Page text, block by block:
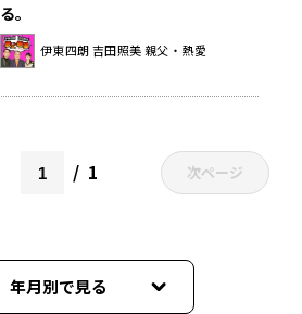
る。
伊東四朗 吉田照美 親父・熱愛
1 次ページ
年月別で見る